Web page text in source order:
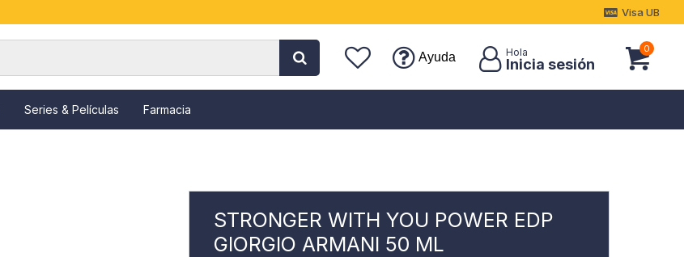
Series & Películas Farmacia
Ayuda
0
Visa UB
STRONGER WITH YOU POWER EDP
GIORGIO ARMANI 50 ML